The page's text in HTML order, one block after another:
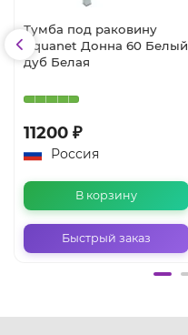
Тумба под раковину
Aquanet Донна 60 Белый
дуб Белая
11200 ₽
Россия
В корзину
Быстрый заказ